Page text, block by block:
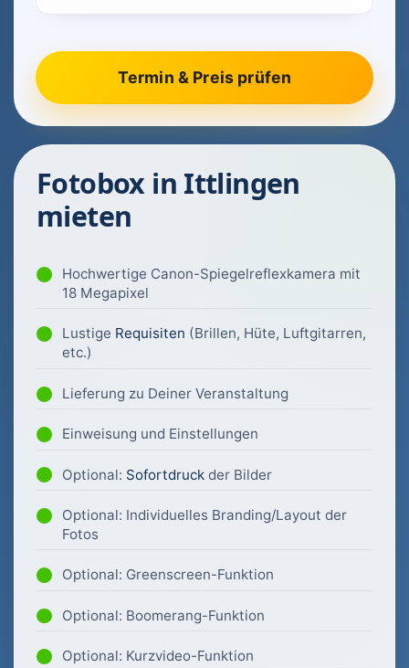
Fotobox in Ittlingen
mieten
Hochwertige Canon-Spiegelreflexkamera mit
18 Megapixel
Lustige Requisiten (Brillen, Hüte, Luftgitarren,
etc.)
Lieferung zu Deiner Veranstaltung
Einweisung und Einstellungen
Optional: Sofortdruck der Bilder
Optional: Individuelles Branding/Layout der
Fotos
Optional: Greenscreen-Funktion
Optional: Boomerang-Funktion
Optional: Kurzvideo-Funktion